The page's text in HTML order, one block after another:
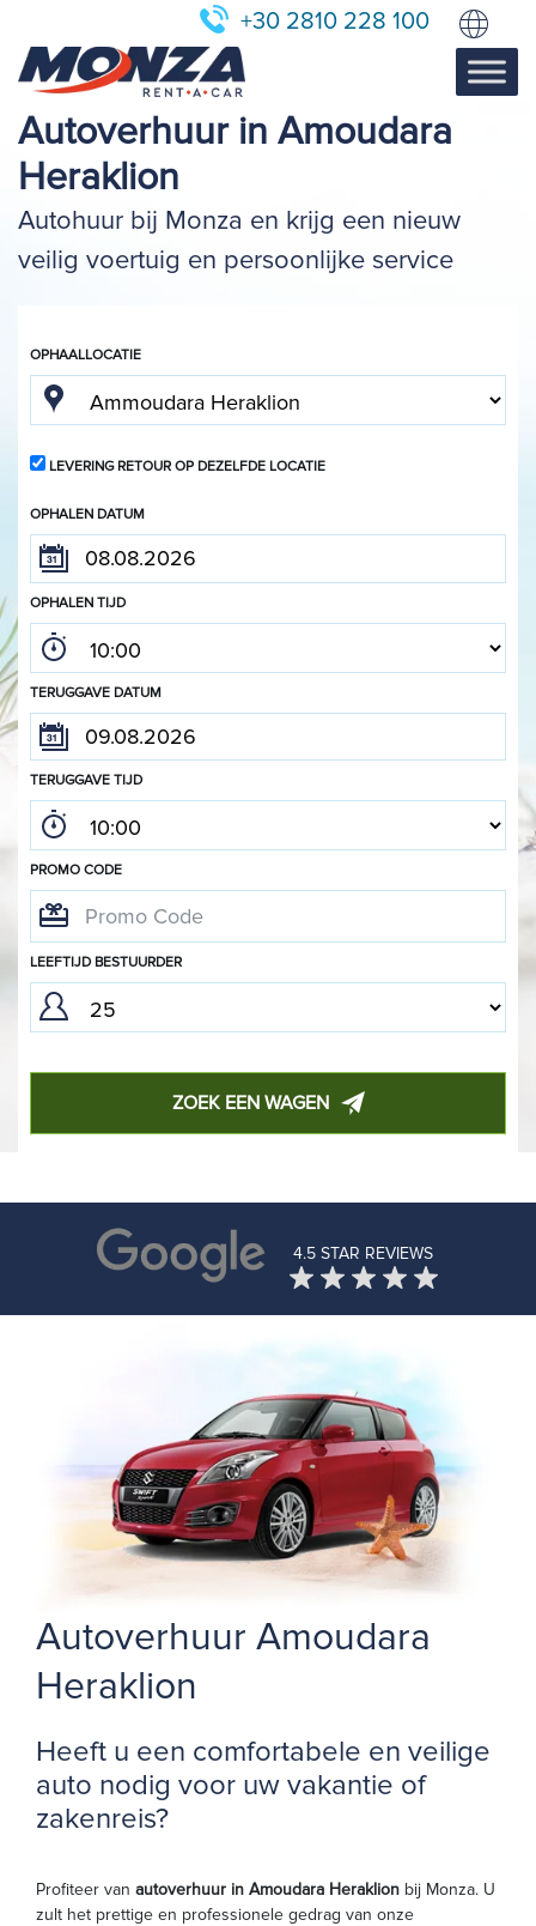
+30 2810 228 100
Autoverhuur in Amoudara
Heraklion
Autohuur bij Monza en krijg een nieuw
veilig voertuig en persoonlijke service
OPHAALLOCATIE
LEVERING RETOUR OP DEZELFDE LOCATIE
OPHALEN DATUM
OPHALEN TIJD
TERUGGAVE DATUM
TERUGGAVE TIJD
PROMO CODE
LEEFTIJD BESTUURDER
ZOEK EEN WAGEN
4.5 STAR REVIEWS
Autoverhuur Amoudara
Heraklion
Heeft u een comfortabele en veilige
auto nodig voor uw vakantie of
zakenreis?
Profiteer van autoverhuur in Amoudara Heraklion bij Monza. U
zult het prettige en professionele gedrag van onze